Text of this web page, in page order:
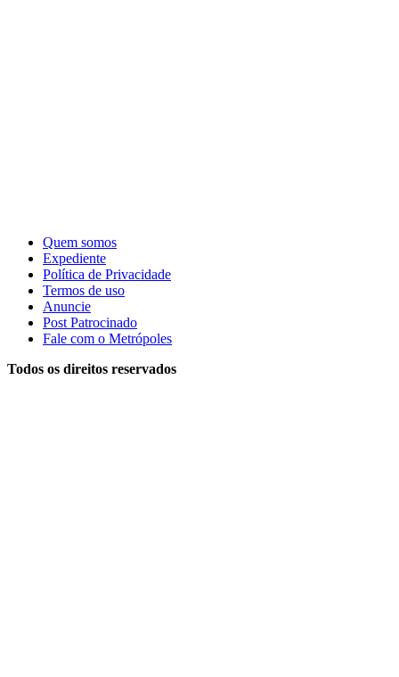
Quem somos
Expediente
Política de Privacidade
Termos de uso
Anuncie
Post Patrocinado
Fale com o Metrópoles
Todos os direitos reservados